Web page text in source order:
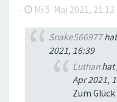
-
Mi 5. Mai 2021, 21:12
Snake566977hat
2021, 16:39
Luthanhat
Apr 2021,
Zum